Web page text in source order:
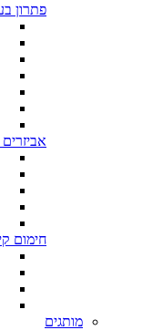
פתרון
חימום
מותגים